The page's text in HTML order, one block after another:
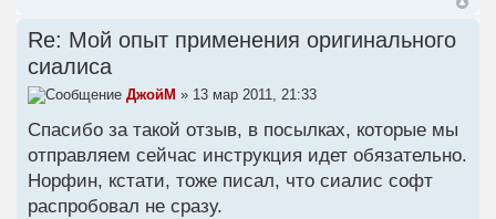
Re: Мой опыт применения оригинального
сиалиса
ДжойМ » 13 мар 2011, 21:33
Спасибо за такой отзыв, в посылках, которые мы
отправляем сейчас инструкция идет обязательно.
Норфин, кстати, тоже писал, что сиалис софт
распробовал не сразу.